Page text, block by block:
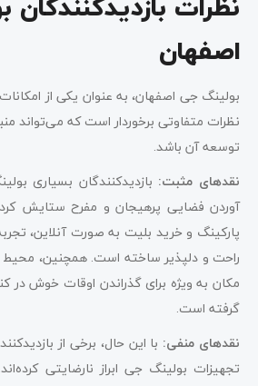
نظرات
اصفهان
بولینگ جی اصفهان، به عنوان یکی از
نظرات متفاوتی برخوردار است که می‌تواند
توسعه آن باشد.
نقدهای مثبت: بازدیدکنندگان بسیاری
آوردن فضایی پرهیجان و مفرح ستایش
پارکینگ و خرید بلیت به صورت آنلاین،
راحت و دلپذیر ساخته است. همچنین، محیط
مکان به ویژه برای گذراندن اوقات خوش در
گرفته است.
نقدهای منفی: با این حال، برخی از
تجهیزات بولینگ جی ابراز نارضایتی